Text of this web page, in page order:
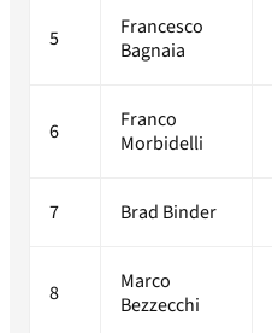
5
Francesco
Bagnaia
6
Franco
Morbidelli
7 Brad Binder
8
Marco
Bezzecchi